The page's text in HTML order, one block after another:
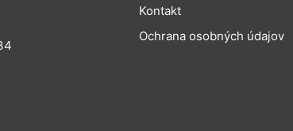
Kontakt
Ochrana osobných údajov